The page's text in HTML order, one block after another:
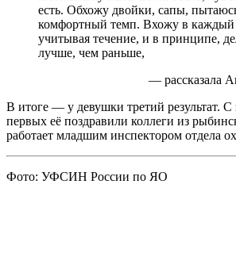
есть. Обхожу двойки, сапы,
комфортный темп. Вхожу в каждый
учитывая течение, и в принципе,
лучше, чем раньше,
— рассказала
В итоге — у девушки третий результат.
первых её поздравили коллеги из
работает младшим инспектором отдела
Фото: УФСИН России по ЯО